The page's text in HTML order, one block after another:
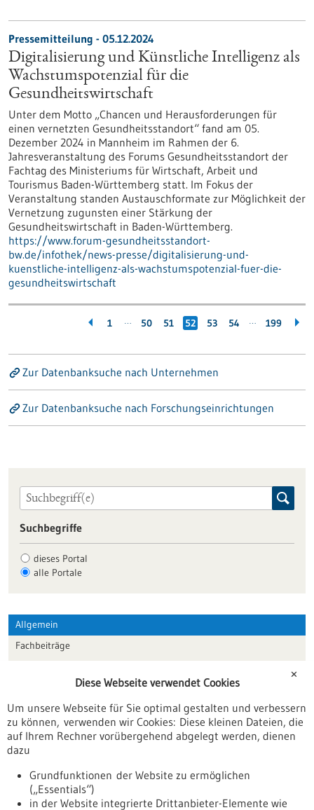
Pressemitteilung - 05.12.2024
Digitalisierung und Künstliche Intelligenz als
Wachstumspotenzial für die
Gesundheitswirtschaft
Unter dem Motto „Chancen und Herausforderungen für
einen vernetzten Gesundheitsstandort“ fand am 05.
Dezember 2024 in Mannheim im Rahmen der 6.
Jahresveranstaltung des Forums Gesundheitsstandort der
Fachtag des Ministeriums für Wirtschaft, Arbeit und
Tourismus Baden-Württemberg statt. Im Fokus der
Veranstaltung standen Austauschformate zur Möglichkeit der
Vernetzung zugunsten einer Stärkung der
Gesundheitswirtschaft in Baden-Württemberg.
https://www.forum-gesundheitsstandort-
bw.de/infothek/news-presse/digitalisierung-und-
kuenstliche-intelligenz-als-wachstumspotenzial-fuer-die-
gesundheitswirtschaft
1 … 50 51 52 53 54 … 199
Zur Datenbanksuche nach Unternehmen
Zur Datenbanksuche nach Forschungseinrichtungen
Suchbegriffe
dieses Portal
alle Portale
Allgemein
Fachbeiträge
Veranstaltungen
Erscheinungsdatum
✕
Diese Webseite verwendet Cookies
Um unsere Webseite für Sie optimal gestalten und verbessern
zu können, verwenden wir Cookies: Diese kleinen Dateien, die
auf Ihrem Rechner vorübergehend abgelegt werden, dienen
dazu
Grundfunktionen der Website zu ermöglichen
(„Essentials“)
in der Website integrierte Drittanbieter-Elemente wie